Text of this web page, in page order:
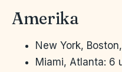
Amerika
New York,
Miami, Atlanta: 6